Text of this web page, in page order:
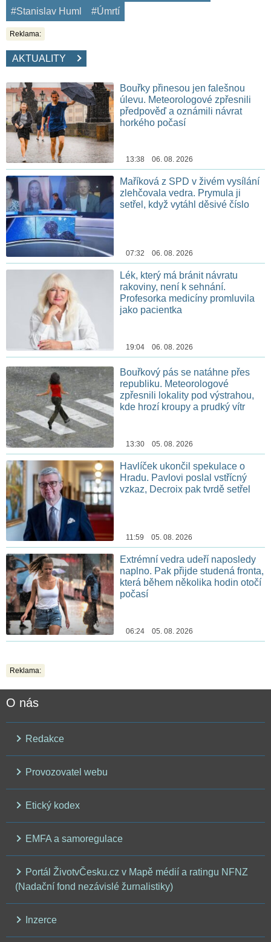
#Stanislav Huml
#Úmrtí
Reklama:
AKTUALITY
Bouřky přinesou jen falešnou
úlevu. Meteorologové zpřesnili
předpověď a oznámili návrat
horkého počasí
13:38 06. 08. 2026
Maříková z SPD v živém vysílání
zlehčovala vedra. Prymula ji
setřel, když vytáhl děsivé číslo
07:32 06. 08. 2026
Lék, který má bránit návratu
rakoviny, není k sehnání.
Profesorka medicíny promluvila
jako pacientka
19:04 06. 08. 2026
Bouřkový pás se natáhne přes
republiku. Meteorologové
zpřesnili lokality pod výstrahou,
kde hrozí kroupy a prudký vítr
13:30 05. 08. 2026
Havlíček ukončil spekulace o
Hradu. Pavlovi poslal vstřícný
vzkaz, Decroix pak tvrdě setřel
11:59 05. 08. 2026
Extrémní vedra udeří naposledy
naplno. Pak přijde studená fronta,
která během několika hodin otočí
počasí
06:24 05. 08. 2026
Reklama:
O nás
Redakce
Provozovatel webu
Etický kodex
EMFA a samoregulace
Portál ŽivotvČesku.cz v Mapě médií a ratingu NFNZ
(Nadační fond nezávislé žurnalistiky)
Inzerce